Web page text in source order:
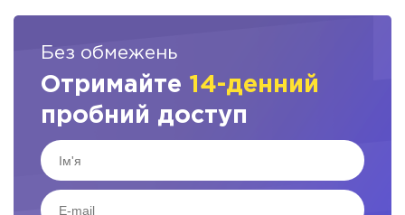
Без обмежень
Отримайте 14-денний
пробний доступ